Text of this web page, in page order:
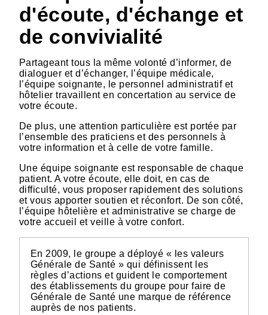
d'écoute, d'échange et
de convivialité
Partageant tous la même volonté d’informer, de
dialoguer et d’échanger, l’équipe médicale,
l’équipe soignante, le personnel administratif et
hôtelier travaillent en concertation au service de
votre écoute.
De plus, une attention particulière est portée par
l’ensemble des praticiens et des personnels à
votre information et à celle de votre famille.
Une équipe soignante est responsable de chaque
patient. A votre écoute, elle doit, en cas de
difficulté, vous proposer rapidement des solutions
et vous apporter soutien et réconfort. De son côté,
l’équipe hôtelière et administrative se charge de
votre accueil et veille à votre confort.
En 2009, le groupe a déployé « les valeurs
Générale de Santé » qui définissent les
règles d’actions et guident le comportement
des établissements du groupe pour faire de
Générale de Santé une marque de référence
auprès de nos patients.